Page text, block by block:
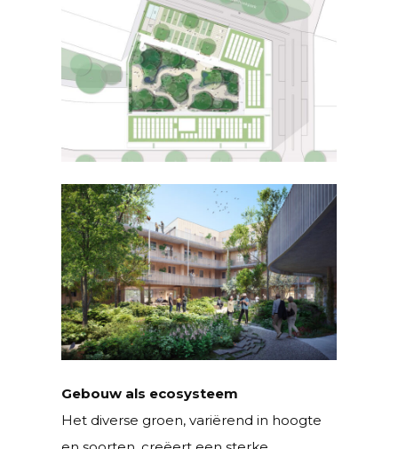
Gebouw als ecosysteem
Het diverse groen, variërend in hoogte